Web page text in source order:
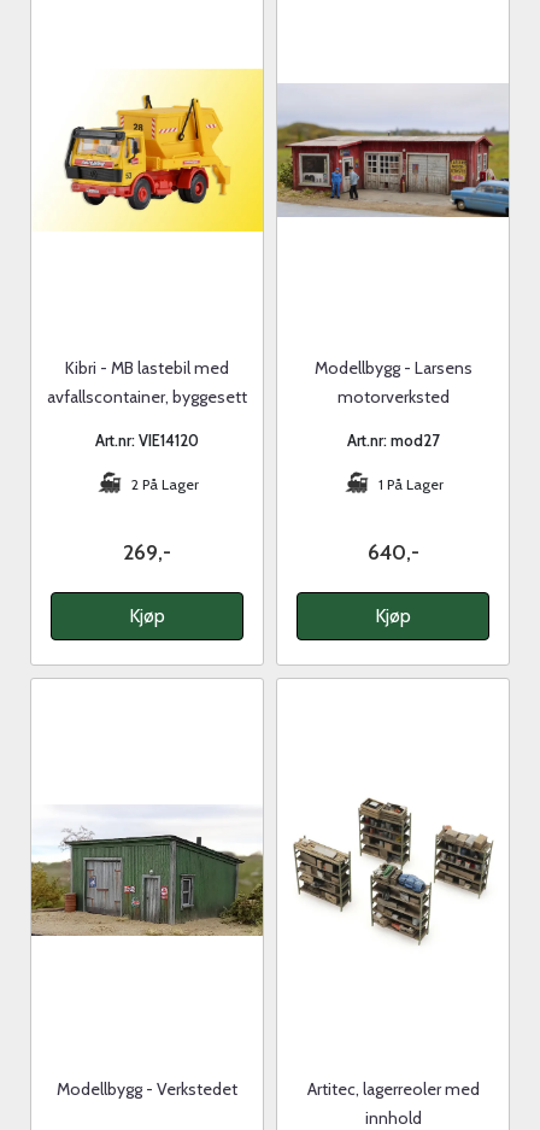
Kibri - MB lastebil med
avfallscontainer, byggesett
Art.nr: VIE14120
2 På Lager
269,-
Kjøp
Modellbygg - Larsens
motorverksted
Art.nr: mod27
1 På Lager
640,-
Kjøp
Modellbygg - Verkstedet
Artitec, lagerreoler med
innhold